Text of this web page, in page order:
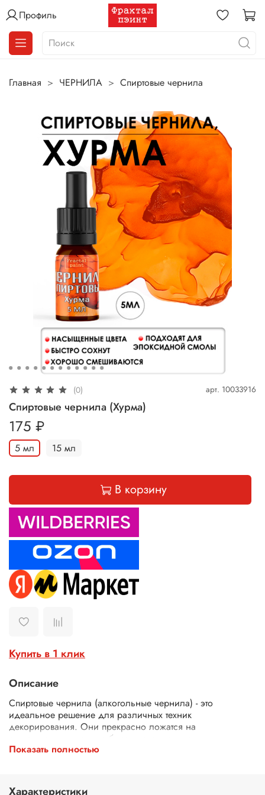
Профиль
Главная ЧЕРНИЛА Спиртовые чернила
(0) арт. 10033916
Спиртовые чернила (Хурма)
175 ₽
5 мл 15 мл
В корзину
Купить в 1 клик
Описание
Спиртовые чернила (алкогольные чернила) - это
идеальное решение для различных техник
декорирования. Они прекрасно ложатся на
синтетическую гладкую бумагу, специально
предназначенную для чернил для рисования. Эти
создавать новые оттенки.
Показать полностью
Характеристики